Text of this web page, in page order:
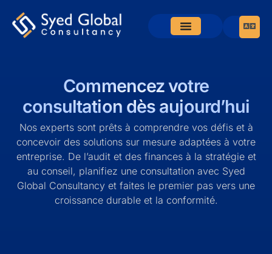
Commencez votre
consultation dès aujourd’hui
Nos experts sont prêts à comprendre vos défis et à
concevoir des solutions sur mesure adaptées à votre
entreprise. De l’audit et des finances à la stratégie et
au conseil, planifiez une consultation avec Syed
Global Consultancy et faites le premier pas vers une
croissance durable et la conformité.